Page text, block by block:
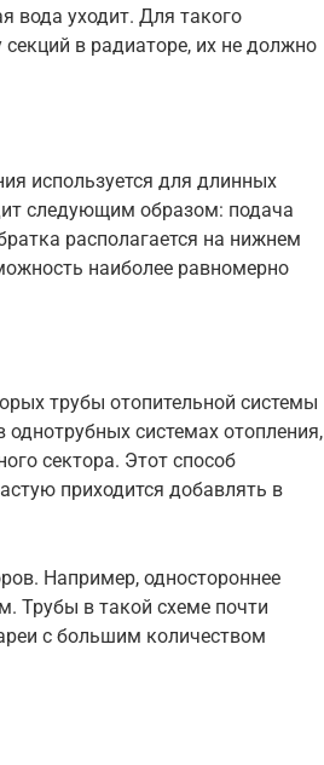
вода уходит. Для такого
в радиаторе, их не должно
используется для длинных
следующим образом: подача
располагается на нижнем
наиболее равномерно
трубы отопительной системы
системах отопления,
сектора. Этот способ
приходится добавлять в
Например, одностороннее
Трубы в такой схеме почти
с большим количеством